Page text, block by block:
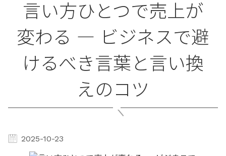
言い方ひとつで売上が
変わる ― ビジネスで避
けるべき言葉と言い換
えのコツ
2025-10-23